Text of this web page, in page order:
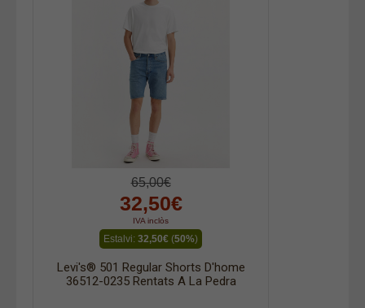
65,00€
32,50€
IVA inclòs
Estalvi: 32,50€ (50%)
Levi's® 501 Regular Shorts D'home
36512-0235 Rentats A La Pedra